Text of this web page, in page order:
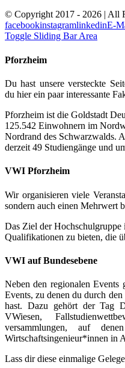
© Copyright 2017 - 2026 | All
facebookinstagramlinkedinE-
Toggle Sliding Bar Area
Pforzheim
Du hast unsere versteckte
du hier ein paar interessante
Pforzheim ist die Goldstadt
125.542 Einwohnern im
Nordrand des Schwarzwalds.
derzeit 49 Studiengänge und
VWI Pforzheim
Wir organisieren viele
sondern auch einen Mehrwert
Das Ziel der Hochschulgruppe
Qualifikationen zu bieten, die
VWI auf Bundesebene
Neben den regionalen Events
Events, zu denen du durch
hast. Dazu gehört der Tag
VWiesen,
versammlungen, auf
Wirtschaftsingenieur*innen in
Lass dir diese einmalige